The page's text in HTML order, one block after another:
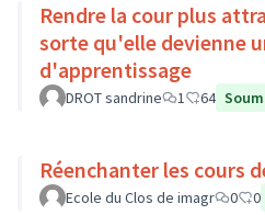
Rendre la cour plus
sorte qu'elle devienne
d'apprentissage
DROT sandrine 1 64
Réenchanter les cours
Ecole du Clos de imagr 0 0